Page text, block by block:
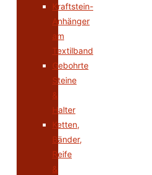
Kraftstein-
Anhänger
am
Textilband
Gebohrte
Steine
&
Halter
Ketten,
Bänder,
Reife
&